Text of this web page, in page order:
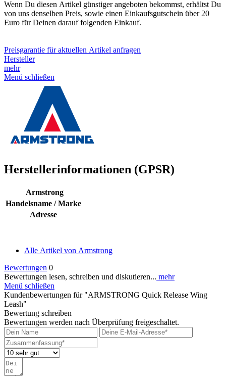
Wenn Du diesen Artikel günstiger angeboten bekommst, erhältst Du
von uns denselben Preis, sowie einen Einkaufsgutschein über 20
Euro für Deinen darauf folgenden Einkauf.
Preisgarantie für aktuellen Artikel anfragen
Hersteller
mehr
Menü schließen
Herstellerinformationen (GPSR)
Armstrong
Handelsname / Marke
Adresse
Alle Artikel von Armstrong
Bewertungen 0
Bewertungen lesen, schreiben und diskutieren... mehr
Menü schließen
Kundenbewertungen für "ARMSTRONG Quick Release Wing
Leash"
Bewertung schreiben
Bewertungen werden nach Überprüfung freigeschaltet.